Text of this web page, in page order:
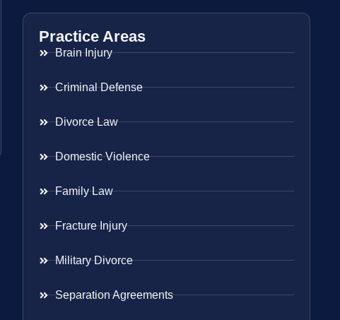
Practice Areas
Brain Injury
Criminal Defense
Divorce Law
Domestic Violence
Family Law
Fracture Injury
Military Divorce
Separation Agreements